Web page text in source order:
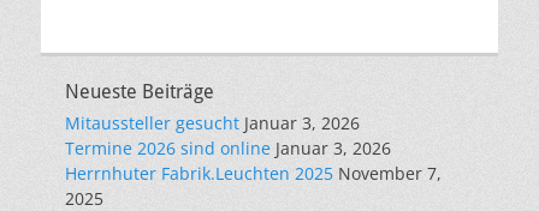
Neueste Beiträge
Mitaussteller gesucht Januar 3, 2026
Termine 2026 sind online Januar 3, 2026
Herrnhuter Fabrik.Leuchten 2025 November 7,
2025